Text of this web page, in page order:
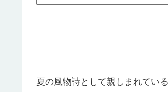
夏の風物詩として親しまれている